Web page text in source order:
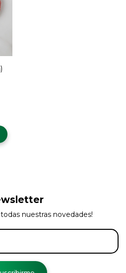
nuestras novedades!